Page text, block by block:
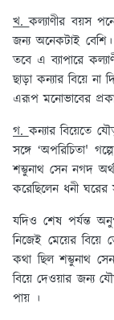
খ.কল্যাণীর বয়স
জন্য অনেকটাই
তবে এ ব্যাপারে
ছাড়া কন্যার বিয়ে না
এরূপ মনোভাবের
গ.কন্যার বিয়েতে
সঙ্গে ‘অপরিচিতা'
শম্ভুনাথ সেন নগদ
করেছিলেন ধনী ঘরের
যদিও শেষ পর্যন্ত
নিজেই মেয়ের বিয়ে
কথা ছিল শম্ভুনাথ
বিয়ে দেওয়ার জন্য
পায় ।